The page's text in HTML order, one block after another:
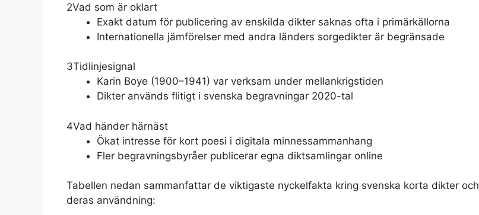
2Vad som är oklart
Exakt datum för publicering av enskilda dikter saknas ofta i primärkällorna
Internationella jämförelser med andra länders sorgedikter är begränsade
3Tidlinjesignal
Karin Boye (1900–1941) var verksam under mellankrigstiden
Dikter används flitigt i svenska begravningar 2020-tal
4Vad händer härnäst
Ökat intresse för kort poesi i digitala minnessammanhang
Fler begravningsbyråer publicerar egna diktsamlingar online
Tabellen nedan sammanfattar de viktigaste nyckelfakta kring svenska korta dikter och
deras användning: